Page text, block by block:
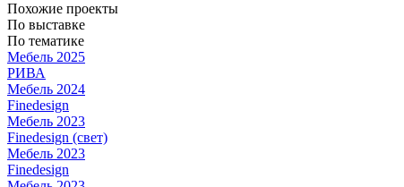
Похожие проекты
По выставке
По тематике
Мебель 2025
РИВА
Мебель 2024
Finedesign
Мебель 2023
Finedesign (свет)
Мебель 2023
Finedesign